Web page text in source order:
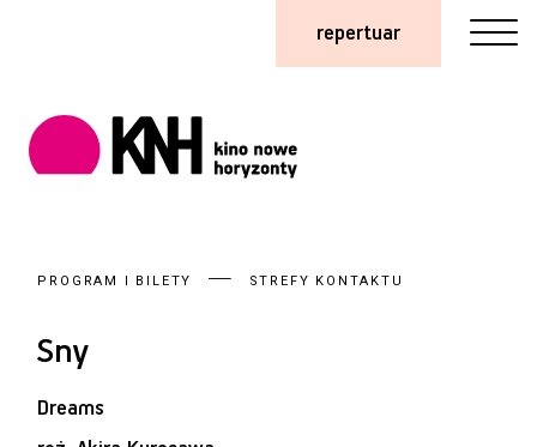
repertuar
PROGRAM I BILETY STREFY KONTAKTU
Sny
Dreams